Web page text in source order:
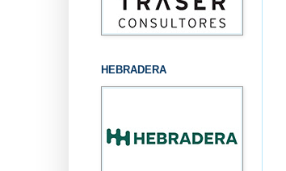
HEBRADERA